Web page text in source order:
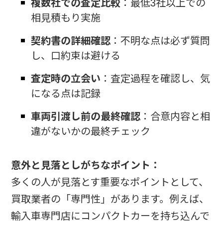
複数社での査定比較 ：最低3社以上での
相見積もり実施
契約書の詳細確認 ：不明な点は必ず質問
し、口約束は避ける
査定時の立会い ：査定過程を確認し、気
になる点は記録
車両引渡し前の最終確認 ：合意内容と相
違がないかの最終チェック
意外と見落としがちなポイント：
多くの人が見落とす重要なポイントとして、
買取業者の「専門性」があります。例えば、
輸入車専門店にコンパクトカーを持ち込んで